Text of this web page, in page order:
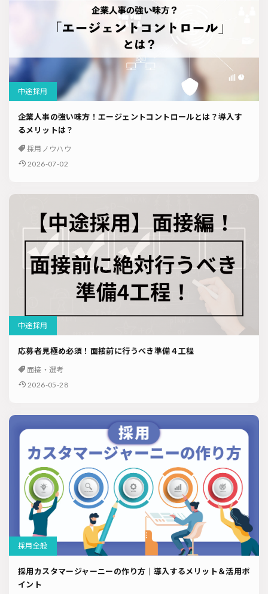
中途採用
企業人事の強い味方！エージェントコントロールとは？導入す
るメリットは？
採用ノウハウ
2026-07-02
中途採用
応募者見極め必須！面接前に行うべき準備４工程
面接・選考
2026-05-28
採用全般
採用カスタマージャーニーの作り方｜導入するメリット＆活用ポ
イント